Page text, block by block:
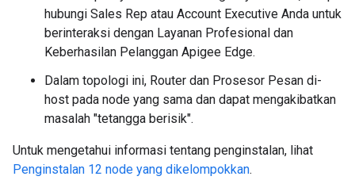
hubungi Sales Rep atau Account Executive Anda untuk
berinteraksi dengan Layanan Profesional dan
Keberhasilan Pelanggan Apigee Edge.
Dalam topologi ini, Router dan Prosesor Pesan di-
host pada node yang sama dan dapat mengakibatkan
masalah "tetangga berisik".
Untuk mengetahui informasi tentang penginstalan, lihat
Penginstalan 12 node yang dikelompokkan.